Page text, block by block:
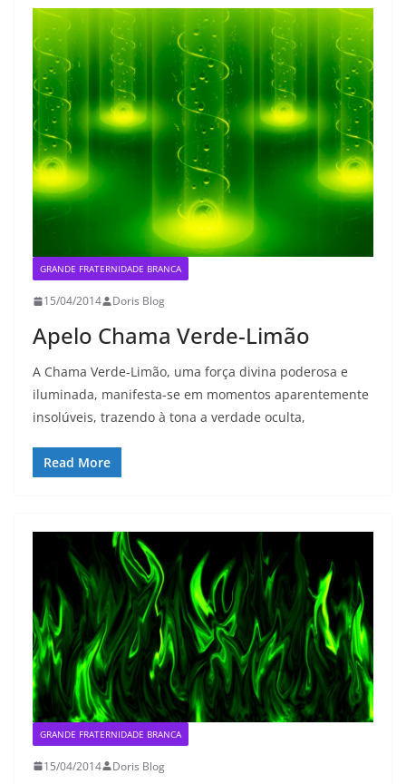
GRANDE FRATERNIDADE BRANCA
15/04/2014 Doris Blog
Apelo Chama Verde-Limão
A Chama Verde-Limão, uma força divina poderosa e
iluminada, manifesta-se em momentos aparentemente
insolúveis, trazendo à tona a verdade oculta,
Read More
GRANDE FRATERNIDADE BRANCA
15/04/2014 Doris Blog